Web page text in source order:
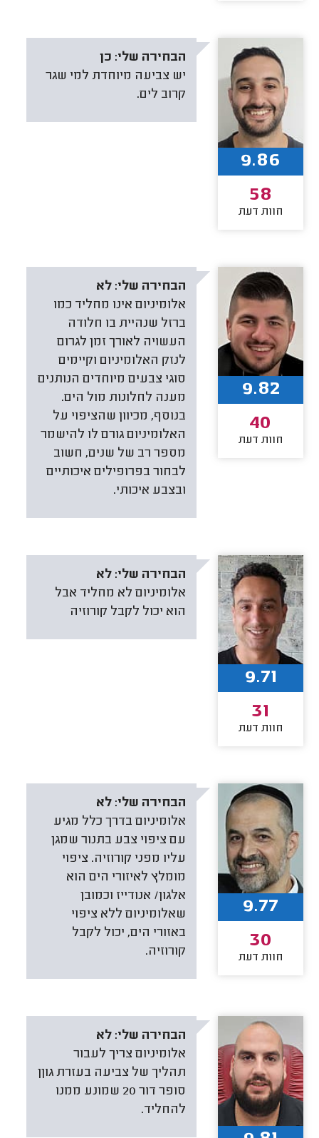
הבחירה שלי: כן
יש צביעה מיוחדת למי שגר
קרוב לים.
9.86
58
חוות דעת
הבחירה שלי: לא
אלומיניום אינו מחליד כמו
ברזל שנהיית בו חלודה
העשויה לאורך זמן לגרום
לנזק האלומיניום וקיימים
סוגי צבעים מיוחדים הנותנים
מענה לחלונות מול הים.
בנוסף, מכיוון שהציפוי על
האלומיניום גורם לו להישמר
מספר רב של שנים, חשוב
לבחור בפרופילים איכותיים
ובצבע איכותי.
9.82
40
חוות דעת
הבחירה שלי: לא
אלומיניום לא מחליד אבל
הוא יכול לקבל קורוזיה
9.71
31
חוות דעת
הבחירה שלי: לא
אלומיניום בדרך כלל מגיע
עם ציפוי צבע בתנור שמגן
עליו מפני קורוזיה. ציפוי
מומלץ לאיזורי הים הוא
אלגון/ אנודייז וכמובן
שאלומיניום ללא ציפוי
באזורי הים, יכול לקבל
קורוזיה.
9.77
30
חוות דעת
הבחירה שלי: לא
אלומיניום צריך לעבור
תהליך של צביעה בעזרת גוןן
סופר דור 20 שמונע ממנו
להחליד.